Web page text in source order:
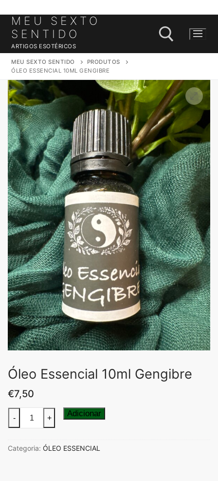
Saltar
para
conteúdo
MEU SEXTO
SENTIDO
ARTIGOS ESOTÉRICOS
MEU SEXTO SENTIDO
PRODUTOS
ÓLEO ESSENCIAL 10ML GENGIBRE
Óleo Essencial 10ml Gengibre
€7,50
Quantidade
de
Essencial
- + Adicionar
Categoria: ÓLEO ESSENCIAL